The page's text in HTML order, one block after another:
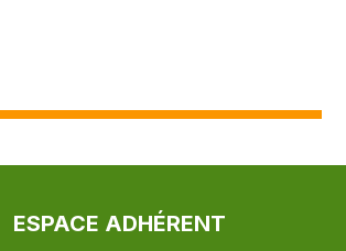
ESPACE ADHÉRENT